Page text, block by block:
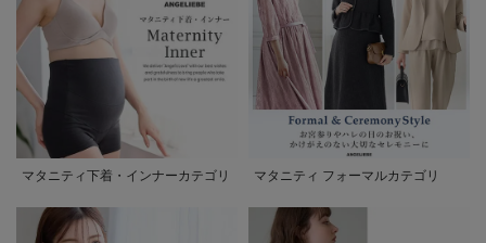
マタニティ下着・インナーカテゴリ マタニティ フォーマルカテゴリ